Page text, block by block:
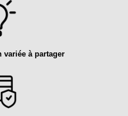
variée à partager